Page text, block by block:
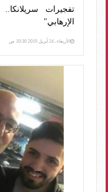
تفجيرات
الإرهابي"
الأربعاء، 24 أبريل 2019 10:30 ص